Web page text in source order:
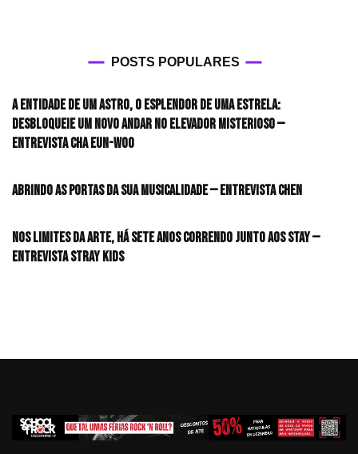
POSTS POPULARES
A entidade de um astro, o esplendor de uma estrela:
desbloqueie um novo andar no elevador misterioso —
Entrevista CHA EUN-WOO
Abrindo as portas da sua musicalidade — Entrevista CHEN
Nos limites da arte, há sete anos correndo junto aos STAY —
Entrevista Stray Kids